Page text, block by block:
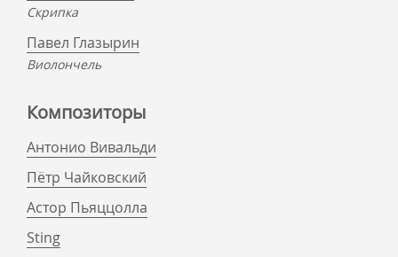
Скрипка
Павел Глазырин
Виолончель
Композиторы
Антонио Вивальди
Пётр Чайковский
Астор Пьяццолла
Sting